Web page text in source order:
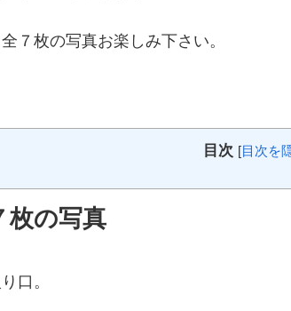
７枚の写真お楽しみ下さい。
目次 [目次を
枚の写真
口。